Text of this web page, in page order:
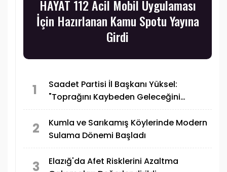
HAYAT 112 Acil Mobil Uygulaması
İçin Hazırlanan Kamu Spotu Yayına
Girdi
1
Saadet Partisi İl Başkanı Yüksel:
"Toprağını Kaybeden Geleceğini
2
Kumla ve Sarıkamış Köylerinde Modern
Sulama Dönemi Başladı
3
Elazığ'da Afet Risklerini Azaltma